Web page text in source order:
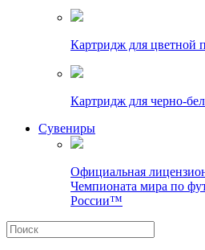
Картридж для цветной
Картридж для черно-
Сувениры
Официальная
Чемпионата мира по
России™